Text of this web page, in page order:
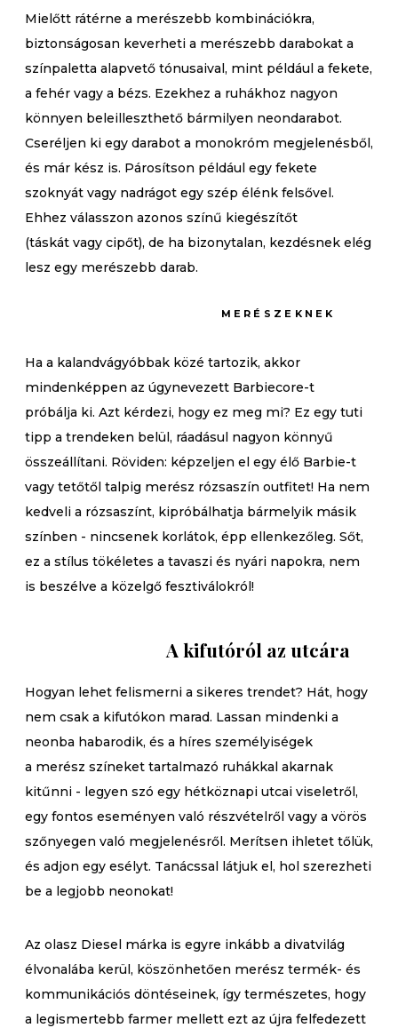
Mielőtt rátérne a merészebb kombinációkra,
biztonságosan keverheti a merészebb darabokat a
színpaletta alapvető tónusaival, mint például a fekete,
a fehér vagy a bézs. Ezekhez a ruhákhoz nagyon
könnyen beleilleszthető bármilyen neondarabot.
Cseréljen ki egy darabot a monokróm megjelenésből,
és már kész is. Párosítson például egy fekete
szoknyát vagy nadrágot egy szép élénk felsővel.
Ehhez válasszon azonos színű kiegészítőt
(táskát vagy cipőt), de ha bizonytalan, kezdésnek elég
lesz egy merészebb darab.
MERÉSZEKNEK
Ha a kalandvágyóbbak közé tartozik, akkor
mindenképpen az úgynevezett Barbiecore-t
próbálja ki. Azt kérdezi, hogy ez meg mi? Ez egy tuti
tipp a trendeken belül, ráadásul nagyon könnyű
összeállítani. Röviden: képzeljen el egy élő Barbie-t
vagy tetőtől talpig merész rózsaszín outfitet! Ha nem
kedveli a rózsaszínt, kipróbálhatja bármelyik másik
színben - nincsenek korlátok, épp ellenkezőleg. Sőt,
ez a stílus tökéletes a tavaszi és nyári napokra, nem
is beszélve a közelgő fesztiválokról!
A kifutóról az utcára
Hogyan lehet felismerni a sikeres trendet? Hát, hogy
nem csak a kifutókon marad. Lassan mindenki a
neonba habarodik, és a híres személyiségek
a merész színeket tartalmazó ruhákkal akarnak
kitűnni - legyen szó egy hétköznapi utcai viseletről,
egy fontos eseményen való részvételről vagy a vörös
szőnyegen való megjelenésről. Merítsen ihletet tőlük,
és adjon egy esélyt. Tanácssal látjuk el, hol szerezheti
be a legjobb neonokat!
Az olasz Diesel márka is egyre inkább a divatvilág
élvonalába kerül, köszönhetően merész termék- és
kommunikációs döntéseinek, így természetes, hogy
a legismertebb farmer mellett ezt az újra felfedezett